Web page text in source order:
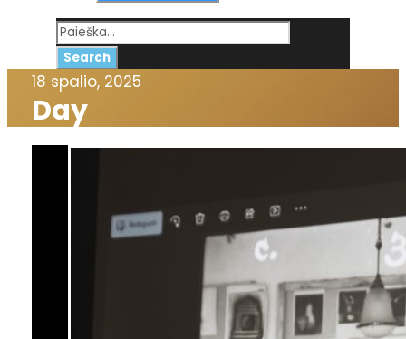
18 spalio, 2025
Day